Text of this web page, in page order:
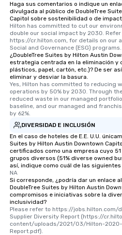
Haga sus comentarios o indique un
divulgada al público de DoubleTree
Capitol sobre sostenibilidad o de
Hilton has committed to cut our
double our social impact by 2030.
https://cr.hilton.com, for details on our
Social and Governance (ESG) programs.
¿DoubleTree Suites by Hilton Austin
estrategia centrada en la eliminación y
plásticos, papel, cartón, etc.)? De ser
eliminar y desviar la basura.
Yes, Hilton has committed to reducing
operations by 50% by 2030. Through
reduced waste in our managed
baseline, and our managed and
by 62%.
DIVERSIDAD E INCLUSIÓN
En el caso de hoteles de E.E. U.U.
Suites by Hilton Austin Downtown
certificados como una empresa cuyo
grupos diversos (51% diverse owned
así, indique como cuál de las
NA
Si corresponde, ¿podría dar un enlace
DoubleTree Suites by Hilton Austin
compromisos e iniciativas sobre la
inclusividad?
Please refer to https://jobs.hilton.com/
Supplier Diversity Report (https://
content/uploads/2021/03/Hilton-
Report.pdf).